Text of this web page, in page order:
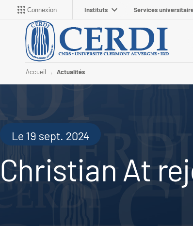
Connexion Instituts Services
Accueil Actualités
Le 19 sept. 2024
Christian At